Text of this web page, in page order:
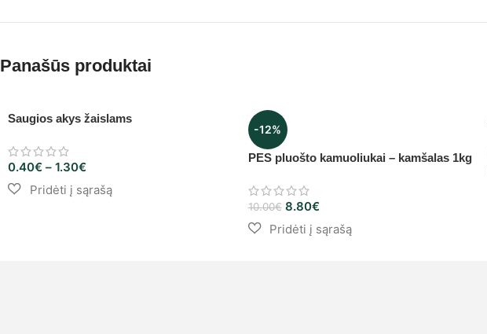
Panašūs produktai
Saugios akys žaislams
0.40€ – 1.30€
-12%
PES pluošto kamuoliukai – kamšalas 1kg
10.00€ 8.80€